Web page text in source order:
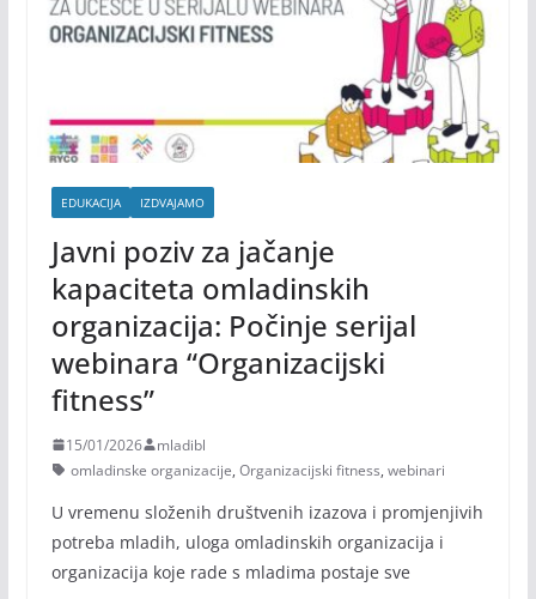
EDUKACIJA IZDVAJAMO
Javni poziv za jačanje
kapaciteta omladinskih
organizacija: Počinje serijal
webinara “Organizacijski
fitness”
15/01/2026
mladibl
omladinske organizacije, Organizacijski fitness, webinari
U vremenu složenih društvenih izazova i promjenjivih
potreba mladih, uloga omladinskih organizacija i
organizacija koje rade s mladima postaje sve